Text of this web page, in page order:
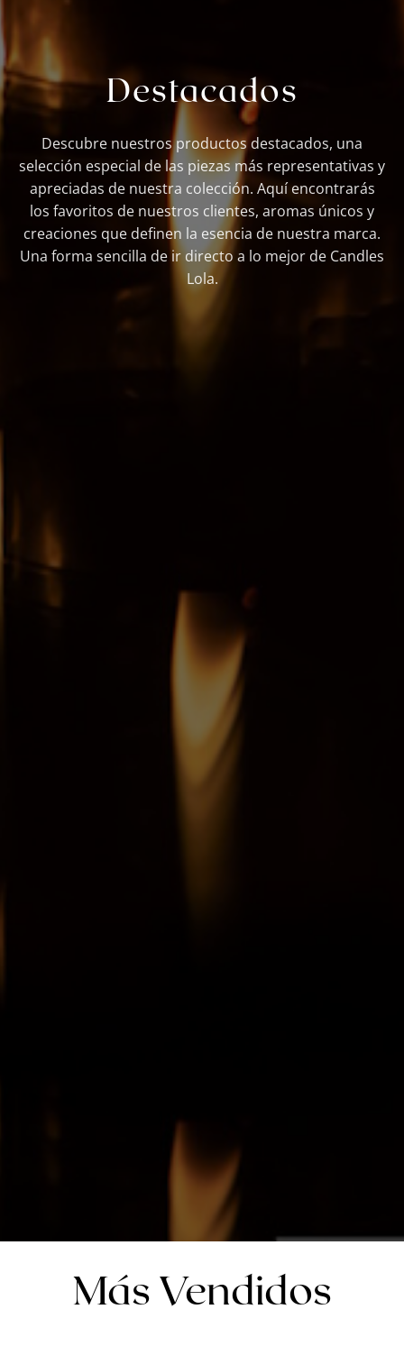
Destacados
Descubre nuestros productos destacados, una
selección especial de las piezas más representativas y
apreciadas de nuestra colección. Aquí encontrarás
los favoritos de nuestros clientes, aromas únicos y
creaciones que definen la esencia de nuestra marca.
Una forma sencilla de ir directo a lo mejor de Candles
Lola.
Más Vendidos